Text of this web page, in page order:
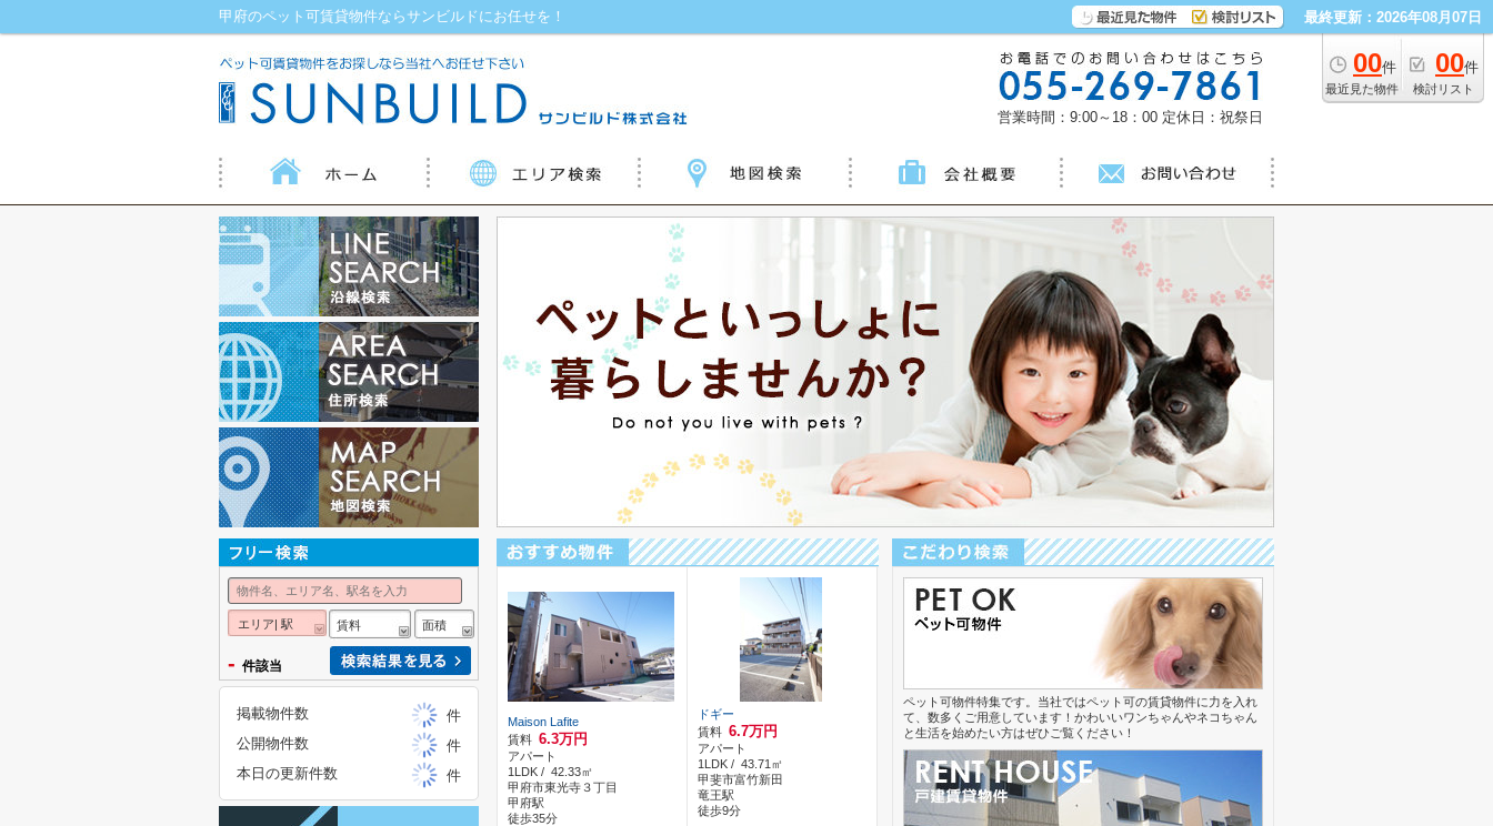
甲府のペット可賃貸物件ならサンビルドにお任せを！ 最終更新：2026年08月07日
00件
最近見た物件
00件
検討リスト
営業時間：9:00～18：00 定休日：祝祭日
Maison Lafite
賃料 6.3万円
アパート
1LDK / 42.33㎡
甲府市東光寺３丁目
甲府駅
徒歩35分
ドギー
賃料 6.7万円
アパート
1LDK / 43.71㎡
甲斐市富竹新田
竜王駅
徒歩9分
ペット可物件特集です。当社ではペット可の賃貸物件に力を入れ
て、数多くご用意しています！かわいいワンちゃんやネコちゃん
と生活を始めたい方はぜひご覧ください！
エリア| 駅 賃料 面積
- 件該当
掲載物件数
件
公開物件数
件
本日の更新件数
件